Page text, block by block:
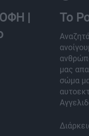
|
Το
μας
σώμα